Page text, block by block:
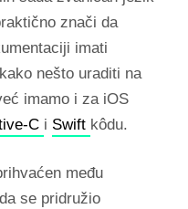
znači da
imati
nešto uraditi na
imamo i za iOS
C i Swift kôdu.
među
se pridružio